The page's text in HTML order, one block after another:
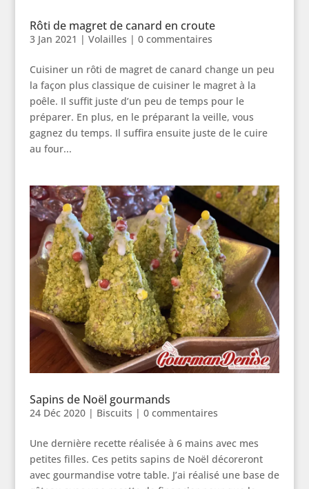
Rôti de magret de canard en croute
3 Jan 2021 | Volailles | 0 commentaires
Cuisiner un rôti de magret de canard change un peu
la façon plus classique de cuisiner le magret à la
poêle. Il suffit juste d’un peu de temps pour le
préparer. En plus, en le préparant la veille, vous
gagnez du temps. Il suffira ensuite juste de le cuire
au four...
Sapins de Noël gourmands
24 Déc 2020| Biscuits | 0 commentaires
Une dernière recette réalisée à 6 mains avec mes
petites filles. Ces petits sapins de Noël décoreront
avec gourmandise votre table. J’ai réalisé une base de